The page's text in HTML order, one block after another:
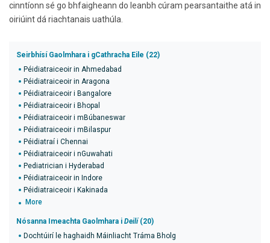
cinntíonn sé go bhfaigheann do leanbh cúram pearsantaithe atá in
oiriúint dá riachtanais uathúla.
Seirbhísí Gaolmhara i gCathracha Eile (22)
Péidiatraiceoir in Ahmedabad
Péidiatraiceoir in Aragona
Péidiatraiceoir i Bangalore
Péidiatraiceoir i Bhopal
Péidiatraiceoir i mBúbaneswar
Péidiatraiceoir i mBilaspur
Péidiatraí i Chennai
Péidiatraiceoir i nGuwahati
Pediatrician i Hyderabad
Péidiatraiceoir in Indore
Péidiatraiceoir i Kakinada
More
Nósanna Imeachta Gaolmhara i Deilí (20)
Dochtúirí le haghaidh Máinliacht Tráma Bholg